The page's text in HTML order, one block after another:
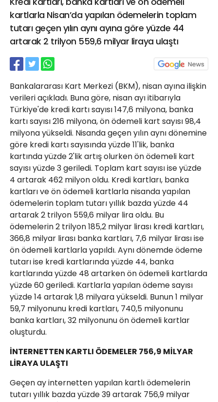
kartlarla Nisan’da yapılan ödemelerin toplam
tutarı geçen yılın aynı ayına göre yüzde 44
artarak 2 trilyon 559,6 milyar liraya ulaştı
Bankalararası Kart Merkezi (BKM), nisan ayına ilişkin
verileri açıkladı. Buna göre, nisan ayı itibarıyla
Türkiye'de kredi kartı sayısı 147,6 milyona, banka
kartı sayısı 216 milyona, ön ödemeli kart sayısı 98,4
milyona yükseldi. Nisanda geçen yılın aynı dönemine
göre kredi kartı sayısında yüzde 11'lik, banka
kartında yüzde 2'lik artış olurken ön ödemeli kart
sayısı yüzde 3 geriledi. Toplam kart sayısı ise yüzde
4 artarak 462 milyon oldu. Kredi kartları, banka
kartları ve ön ödemeli kartlarla nisanda yapılan
ödemelerin toplam tutarı yıllık bazda yüzde 44
artarak 2 trilyon 559,6 milyar lira oldu. Bu
ödemelerin 2 trilyon 185,2 milyar lirası kredi kartları,
366,8 milyar lirası banka kartları, 7,6 milyar lirası ise
ön ödemeli kartlarla yapıldı. Aynı dönemde ödeme
tutarı ise kredi kartlarında yüzde 44, banka
kartlarında yüzde 48 artarken ön ödemeli kartlarda
yüzde 60 geriledi. Kartlarla yapılan ödeme sayısı
yüzde 14 artarak 1,8 milyara yükseldi. Bunun 1 milyar
59,7 milyonunu kredi kartları, 740,5 milyonunu
banka kartları, 32 milyonunu ön ödemeli kartlar
oluşturdu.
İNTERNETTEN KARTLI ÖDEMELER 756,9 MİLYAR
LİRAYA ULAŞTI
Geçen ay internetten yapılan kartlı ödemelerin
tutarı yıllık bazda yüzde 39 artarak 756,9 milyar
21 Gölcük
02624132333
haber@golcukpostasi.com